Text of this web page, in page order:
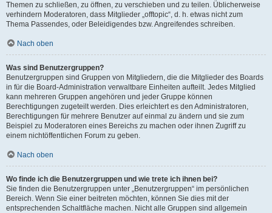
Themen zu schließen, zu öffnen, zu verschieben und zu teilen. Üblicherweise
verhindern Moderatoren, dass Mitglieder „offtopic“, d. h. etwas nicht zum
Thema Passendes, oder Beleidigendes bzw. Angreifendes schreiben.
Nach oben
Was sind Benutzergruppen?
Benutzergruppen sind Gruppen von Mitgliedern, die die Mitglieder des Boards
in für die Board-Administration verwaltbare Einheiten aufteilt. Jedes Mitglied
kann mehreren Gruppen angehören und jeder Gruppe können
Berechtigungen zugeteilt werden. Dies erleichtert es den Administratoren,
Berechtigungen für mehrere Benutzer auf einmal zu ändern und sie zum
Beispiel zu Moderatoren eines Bereichs zu machen oder ihnen Zugriff zu
einem nichtöffentlichen Forum zu geben.
Nach oben
Wo finde ich die Benutzergruppen und wie trete ich ihnen bei?
Sie finden die Benutzergruppen unter „Benutzergruppen“ im persönlichen
Bereich. Wenn Sie einer beitreten möchten, können Sie dies mit der
entsprechenden Schaltfläche machen. Nicht alle Gruppen sind allgemein